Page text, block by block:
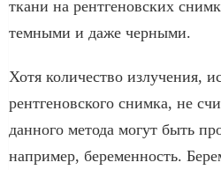
ткани на рентгеновских
темными и даже черными.
Хотя количество излучения,
рентгеновского снимка, не
данного метода могут быть
например, беременность.